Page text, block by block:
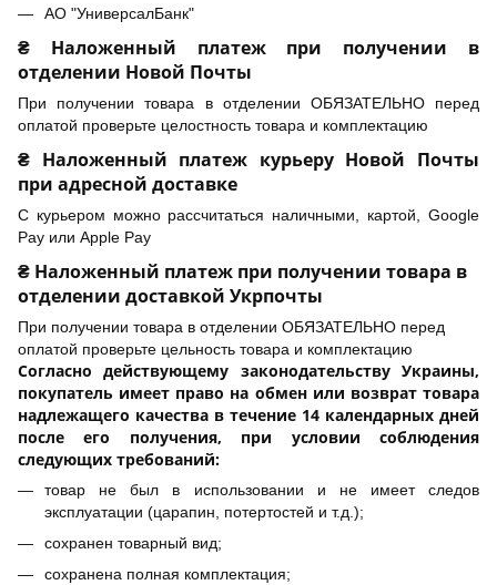
АО "УниверсалБанк"
₴ Наложенный платеж при получении в
отделении Новой Почты
При получении товара в отделении ОБЯЗАТЕЛЬНО перед
оплатой проверьте целостность товара и комплектацию
₴ Наложенный платеж курьеру Новой Почты
при адресной доставке
С курьером можно рассчитаться наличными, картой, Google
Pay или Apple Pay
₴ Наложенный платеж при получении товара в
отделении доставкой Укрпочты
При получении товара в отделении ОБЯЗАТЕЛЬНО перед
оплатой проверьте цельность товара и комплектацию
Согласно действующему законодательству Украины,
покупатель имеет право на обмен или возврат товара
надлежащего качества в течение 14 календарных дней
после его получения, при условии соблюдения
следующих требований:
товар не был в использовании и не имеет следов
эксплуатации (царапин, потертостей и т.д.);
сохранен товарный вид;
сохранена полная комплектация;